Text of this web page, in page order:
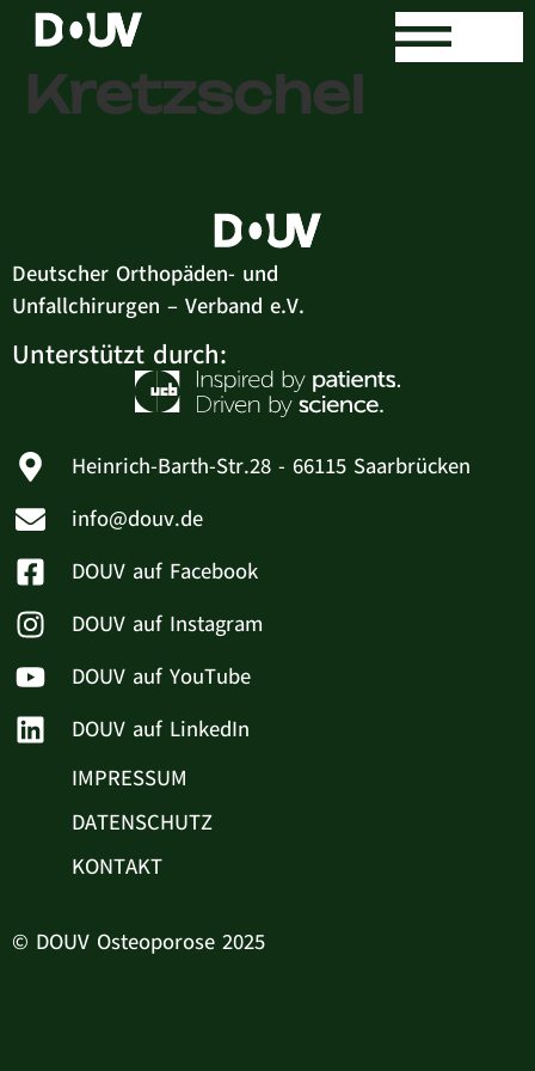
Dr. med. Ingo
Kretzschel
Deutscher Orthopäden- und
Unfallchirurgen – Verband e.V.
Unterstützt durch:
Heinrich-Barth-Str.28 - 66115 Saarbrücken
info@douv.de
DOUV auf Facebook
DOUV auf Instagram
DOUV auf YouTube
DOUV auf LinkedIn
IMPRESSUM
DATENSCHUTZ
KONTAKT
© DOUV Osteoporose 2025